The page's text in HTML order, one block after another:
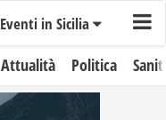
Eventi in Sicilia
Attualità Politica